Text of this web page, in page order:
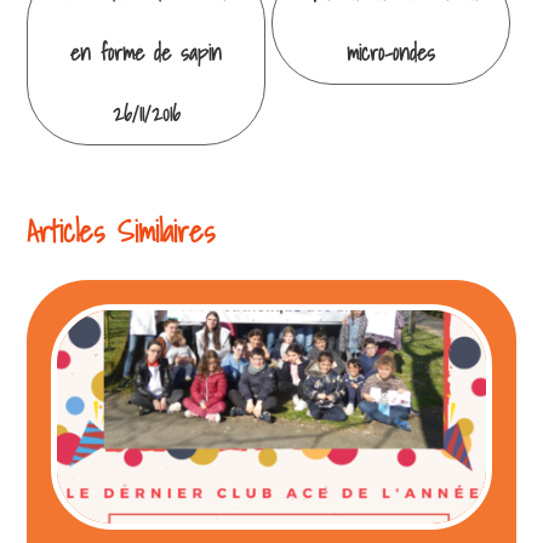
lecture
en forme de sapin
26/11/2016
micro-ondes
Articles Similaires